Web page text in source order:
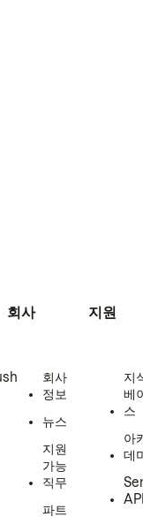
회사
회사
정보
뉴스
지원
가능
직무
파트
지원
지
베
스
아
데